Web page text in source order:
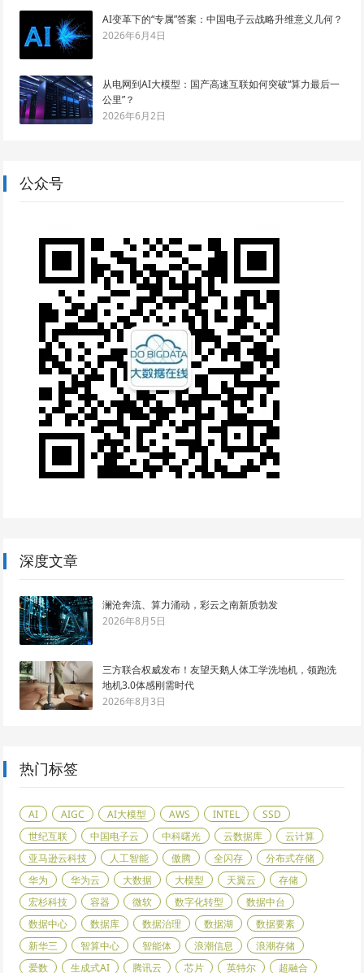
AI变革下的“专属”答案：中国电子云战略升维意义几何？
2026年6月4日
从电网到AI大模型：国产高速互联如何突破“算力最后一
公里”？
2026年6月2日
公众号
深度文章
澜沧奔流、算力涌动，彩云之南新质勃发
2026年8月5日
三方联合权威发布！友望天鹅人体工学洗地机，领跑洗
地机3.0体感刚需时代
2026年8月3日
热门标签
AI AIGC AI大模型 AWS INTEL
SSD
世纪互联
中国电子云 中科曙光 云数据库
云计算
亚马逊云科技
人工智能 傲腾 全闪存
分布式存储
华为
华为云 大数据 大模型 天翼云
存储
宏杉科技
容器 微软 数字化转型
数据中台
数据中心
数据库 数据治理 数据湖
数据要素
新华三
智算中心 智能体 浪潮信息
浪潮存储
爱数
生成式AI 腾讯云 芯片 英特尔 超融合